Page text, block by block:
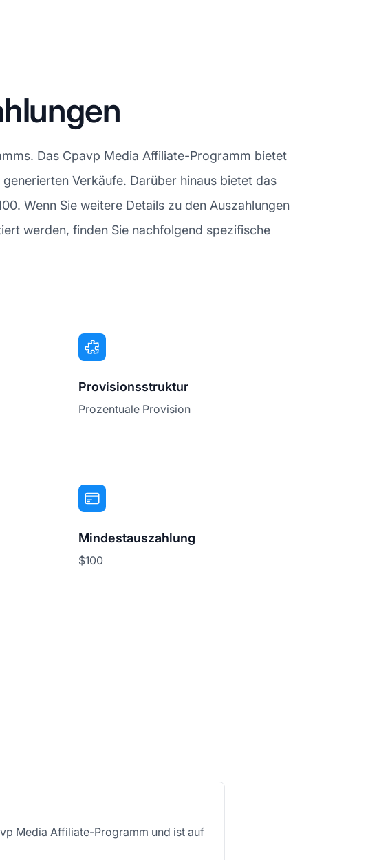
Das Cpavp Media Affiliate-Programm bietet
Verkäufe. Darüber hinaus bietet das
Wenn Sie weitere Details zu den Auszahlungen
werden, finden Sie nachfolgend spezifische
Provisionsstruktur
Prozentuale Provision
Mindestauszahlung
$100
Media Affiliate-Programm und ist auf